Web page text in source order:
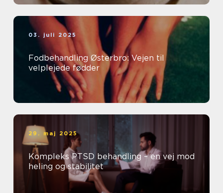
03. juli 2025
Fodbehandling Østerbro: Vejen til
velplejede fødder
29. maj 2025
Kompleks PTSD behandling – en vej mod
heling og stabilitet